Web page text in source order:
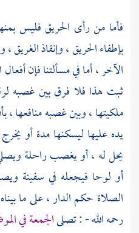
فأما من رأى الحريق فليس
بإطفاء الحريق ، وإنقاذ الغريق
الآخر ، أما في مسألتنا فإن
ثبت هذا فلا فرق بين غصبه
ملكيتها ، وبين غصبه منافعها ،
يده عليها ليسكنها مدة أو
يحل له ، أو يغصب راحلة
أو لوحا فيجعله في سفينة
الصلاة حكم الدار ، على ما بيناه . ( 967 )
رحمه الله - : تصلىالجمعة في